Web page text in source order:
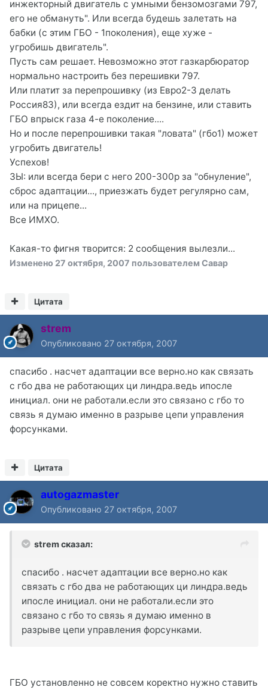
инжекторный двигатель с умными бензомозгами 797,
его не обмануть". Или всегда будешь залетать на
бабки (с этим ГБО - 1поколения), еще хуже -
угробишь двигатель".
Пусть сам решает. Невозможно этот газкарбюратор
нормально настроить без перешивки 797.
Или платит за перепрошивку (из Евро2-3 делать
Россия83), или всегда ездит на бензине, или ставить
ГБО впрыск газа 4-е поколение....
Но и после перепрошивки такая "ловата" (гбо1) может
угробить двигатель!
Успехов!
ЗЫ: или всегда бери с него 200-300р за "обнуление",
сброс адаптации..., приезжать будет регулярно сам,
или на прицепе...
Все ИМХО.
Какая-то фигня творится: 2 сообщения вылезли...
Изменено 27 октября, 2007 пользователем Савар
Цитата
strem
Опубликовано 27 октября, 2007
спасибо . насчет адаптации все верно.но как связать
с гбо два не работающих ци линдра.ведь ипосле
инициал. они не работали.если это связано с гбо то
связь я думаю именно в разрыве цепи управления
форсунками.
Цитата
autogazmaster
Опубликовано 27 октября, 2007
strem сказал:
спасибо . насчет адаптации все верно.но как
связать с гбо два не работающих ци линдра.ведь
ипосле инициал. они не работали.если это
связано с гбо то связь я думаю именно в
разрыве цепи управления форсунками.
ГБО установленно не совсем коректно нужно ставить